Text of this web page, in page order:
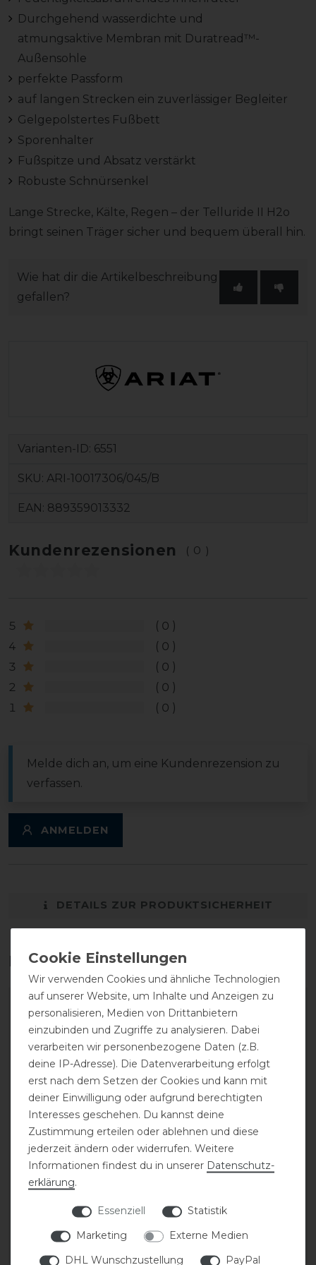
Durchgehend wasserdichte und
atmungsaktive Membran mit Duratread™-
Außensohle
perfekte Passform
auf langen Strecken ein zuverlässiger Begleiter
Gelgepolstertes Fußbett
Sporenhalter
Fußspitze und Absatz verstärkt
Robuste Schnürsenkel
Lange Strecke, Kälte, Regen – der Telluride II H2o
bringt seinen Träger sicher und bequem überall hin.
Wie hat dir die Artikelbeschreibung
gefallen?
Varianten-ID: 6551
SKU: ARI-10017306/045/B
EAN: 889359013332
Kundenrezensionen (0)
5
0
4
0
3
0
2
0
1
0
Melde dich an, um eine Kundenrezension zu
verfassen.
ANMELDEN
DETAILS ZUR PRODUKTSICHERHEIT
Das perfekte Zubehör für dich
ELT Thermostiefel
Calgary
ELT Oklahoma
Stallstiefel
109,95 € *
Wir verwenden Cookies und ähnliche Technologien
auf unserer Website, um Inhalte und Anzeigen zu
personalisieren, Medien von Drittanbietern
einzubinden und Zugriffe zu analysieren. Dabei
verarbeiten wir personenbezogene Daten (z.B.
deine IP-Adresse). Die Datenverarbeitung erfolgt
erst nach dem Setzen der Cookies und kann mit
deiner Einwilligung oder aufgrund berechtigten
Interesses geschehen. Du kannst deine
Zustimmung erteilen oder ablehnen und diese
jederzeit ändern oder widerrufen. Weitere
Informationen findest du in unserer Daten­schutz­
erklärung.
Essenziell
Statistik
Marketing
Externe Medien
DHL Wunschzustellung
PayPal